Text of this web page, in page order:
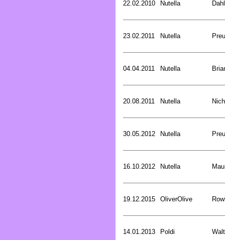
22.02.2010 Nutella
23.02.2011 Nutella
04.04.2011 Nutella
20.08.2011 Nutella
30.05.2012 Nutella
16.10.2012 Nutella
19.12.2015 OliverOlive
14.01.2013 Poldi